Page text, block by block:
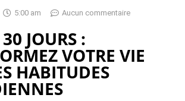
5:00 am Aucun commentaire
JOURS :
VOTRE VIE
HABITUDES